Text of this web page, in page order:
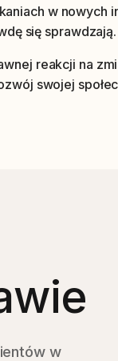
w nowych
się sprawdzają.
reakcji na
swojej
w